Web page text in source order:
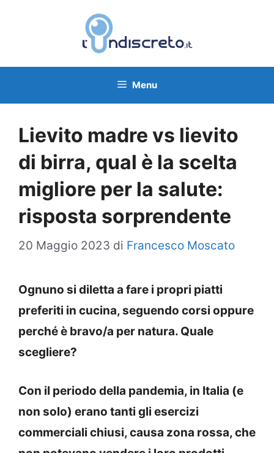
Menu
Lievito madre vs lievito
di birra, qual è la scelta
migliore per la salute:
risposta sorprendente
20 Maggio 2023 di Francesco Moscato
Ognuno si diletta a fare i propri piatti
preferiti in cucina, seguendo corsi oppure
perché è bravo/a per natura. Quale
scegliere?
Con il periodo della pandemia, in Italia (e
non solo) erano tanti gli esercizi
commerciali chiusi, causa zona rossa, che